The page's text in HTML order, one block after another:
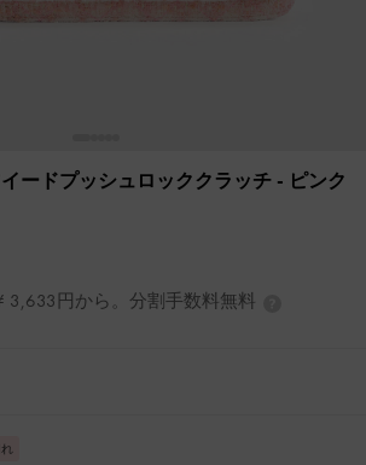
ードプッシュロッククラッチ - ピンク
3,633円から。分割手数料無料